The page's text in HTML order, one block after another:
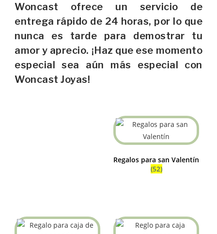
Woncast ofrece un servicio de
entrega rápido de 24 horas, por lo que
nunca es tarde para demostrar tu
amor y aprecio. ¡Haz que ese momento
especial sea aún más especial con
Woncast Joyas!
Regalos para san Valentín
(52)